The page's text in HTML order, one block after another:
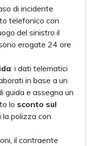
di incidente
telefonico con
del sinistro il
erogate 24 ore
: i dati telematici
in base a un
guida e assegna un
lo sconto sul
la polizza con
il contraente